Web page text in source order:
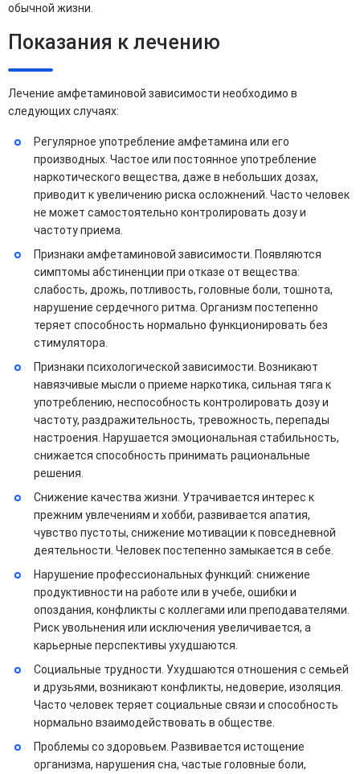
обычной жизни.
Показания к лечению
Лечение амфетаминовой зависимости необходимо в
следующих случаях:
Регулярное употребление амфетамина или его
производных. Частое или постоянное употребление
наркотического вещества, даже в небольших дозах,
приводит к увеличению риска осложнений. Часто человек
не может самостоятельно контролировать дозу и
частоту приема.
Признаки амфетаминовой зависимости. Появляются
симптомы абстиненции при отказе от вещества:
слабость, дрожь, потливость, головные боли, тошнота,
нарушение сердечного ритма. Организм постепенно
теряет способность нормально функционировать без
стимулятора.
Признаки психологической зависимости. Возникают
навязчивые мысли о приеме наркотика, сильная тяга к
употреблению, неспособность контролировать дозу и
частоту, раздражительность, тревожность, перепады
настроения. Нарушается эмоциональная стабильность,
снижается способность принимать рациональные
решения.
Снижение качества жизни. Утрачивается интерес к
прежним увлечениям и хобби, развивается апатия,
чувство пустоты, снижение мотивации к повседневной
деятельности. Человек постепенно замыкается в себе.
Нарушение профессиональных функций: снижение
продуктивности на работе или в учебе, ошибки и
опоздания, конфликты с коллегами или преподавателями.
Риск увольнения или исключения увеличивается, а
карьерные перспективы ухудшаются.
Социальные трудности. Ухудшаются отношения с семьей
и друзьями, возникают конфликты, недоверие, изоляция.
Часто человек теряет социальные связи и способность
нормально взаимодействовать в обществе.
Проблемы со здоровьем. Развивается истощение
организма, нарушения сна, частые головные боли,